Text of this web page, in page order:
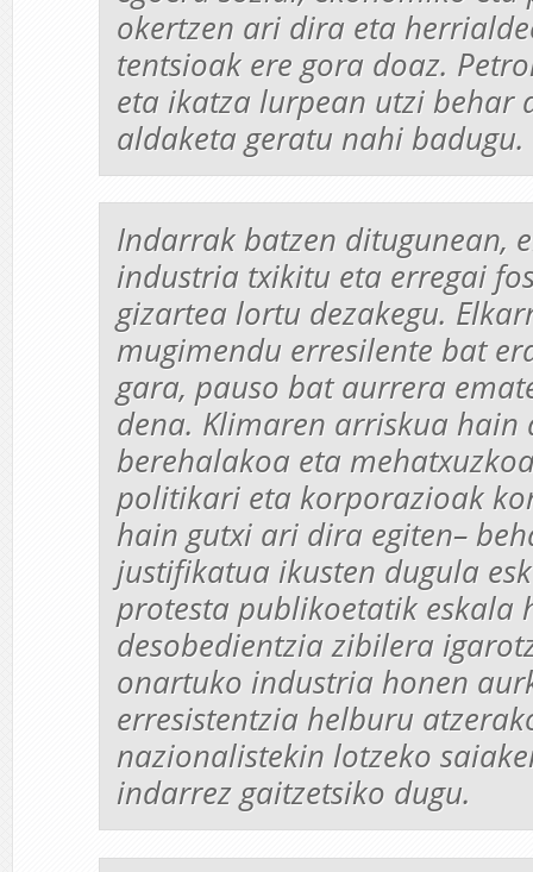
okertzen ari dira eta
tentsioak ere gora doaz.
eta ikatza lurpean utzi behar
aldaketa geratu nahi badugu.
Indarrak batzen ditugunean,
industria txikitu eta erregai
gizartea lortu dezakegu.
mugimendu erresilente bat
gara, pauso bat aurrera
dena. Klimaren arriskua hain
berehalakoa eta
politikari eta korporazioak
hain gutxi ari dira egiten–
justifikatua ikusten dugula
protesta publikoetatik eskala
desobedientzia zibilera
onartuko industria honen
erresistentzia helburu
nazionalistekin lotzeko
indarrez gaitzetsiko dugu.